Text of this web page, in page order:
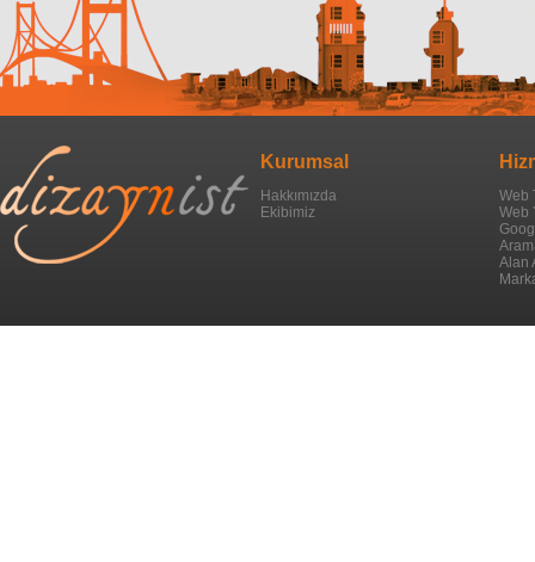
Bingöl Web Tasarım
Bitlis Web Tasarım
Bursa Web Tasarım
Çanakkale Web Tasarım
Çankırı Web Tasarım
Kurumsal
Hakkımızda
Ekibimiz
Web
Web
Alan